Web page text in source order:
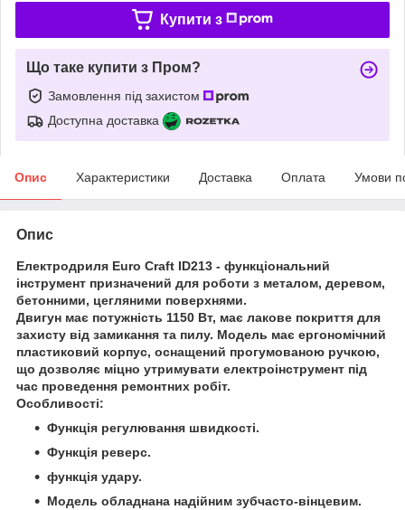
Купити з
Що таке купити з Пром?
Замовлення під захистом
Доступна доставка
Опис Характеристики Доставка Оплата Умови
Опис
Електродриля Euro Craft ID213 - функціональний
інструмент призначений для роботи з металом, деревом,
бетонними, цегляними поверхнями.
Двигун має потужність 1150 Вт, має лакове покриття для
захисту від замикання та пилу. Модель має ергономічний
пластиковий корпус, оснащений прогумованою ручкою,
що дозволяє міцно утримувати електроінструмент під
час проведення ремонтних робіт.
Особливості:
Функція регулювання швидкості.
Функція реверс.
функція удару.
Модель обладнана надійним зубчасто-вінцевим.